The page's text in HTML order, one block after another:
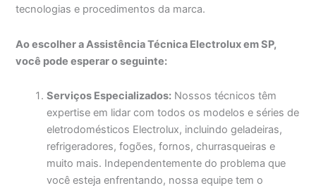
tecnologias e procedimentos da marca.
Ao escolher a Assistência Técnica Electrolux em SP,
você pode esperar o seguinte:
Serviços Especializados: Nossos técnicos têm
expertise em lidar com todos os modelos e séries de
eletrodomésticos Electrolux, incluindo geladeiras,
refrigeradores, fogões, fornos, churrasqueiras e
muito mais. Independentemente do problema que
você esteja enfrentando, nossa equipe tem o